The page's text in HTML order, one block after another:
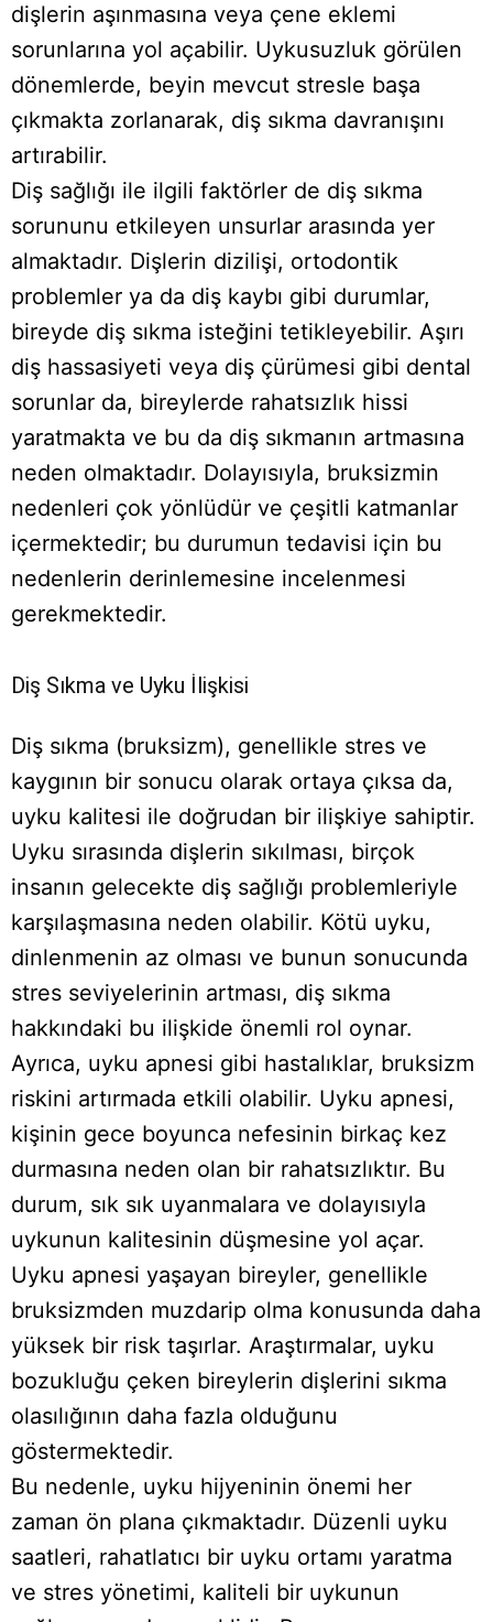
dişlerin aşınmasına veya çene eklemi
sorunlarına yol açabilir. Uykusuzluk görülen
dönemlerde, beyin mevcut stresle başa
çıkmakta zorlanarak, diş sıkma davranışını
artırabilir.
Diş sağlığı ile ilgili faktörler de diş sıkma
sorununu etkileyen unsurlar arasında yer
almaktadır. Dişlerin dizilişi, ortodontik
problemler ya da diş kaybı gibi durumlar,
bireyde diş sıkma isteğini tetikleyebilir. Aşırı
diş hassasiyeti veya diş çürümesi gibi dental
sorunlar da, bireylerde rahatsızlık hissi
yaratmakta ve bu da diş sıkmanın artmasına
neden olmaktadır. Dolayısıyla, bruksizmin
nedenleri çok yönlüdür ve çeşitli katmanlar
içermektedir; bu durumun tedavisi için bu
nedenlerin derinlemesine incelenmesi
gerekmektedir.
Diş Sıkma ve Uyku İlişkisi
Diş sıkma (bruksizm), genellikle stres ve
kaygının bir sonucu olarak ortaya çıksa da,
uyku kalitesi ile doğrudan bir ilişkiye sahiptir.
Uyku sırasında dişlerin sıkılması, birçok
insanın gelecekte diş sağlığı problemleriyle
karşılaşmasına neden olabilir. Kötü uyku,
dinlenmenin az olması ve bunun sonucunda
stres seviyelerinin artması, diş sıkma
hakkındaki bu ilişkide önemli rol oynar.
Ayrıca, uyku apnesi gibi hastalıklar, bruksizm
riskini artırmada etkili olabilir. Uyku apnesi,
kişinin gece boyunca nefesinin birkaç kez
durmasına neden olan bir rahatsızlıktır. Bu
durum, sık sık uyanmalara ve dolayısıyla
uykunun kalitesinin düşmesine yol açar.
Uyku apnesi yaşayan bireyler, genellikle
bruksizmden muzdarip olma konusunda daha
yüksek bir risk taşırlar. Araştırmalar, uyku
bozukluğu çeken bireylerin dişlerini sıkma
olasılığının daha fazla olduğunu
göstermektedir.
Bu nedenle, uyku hijyeninin önemi her
zaman ön plana çıkmaktadır. Düzenli uyku
saatleri, rahatlatıcı bir uyku ortamı yaratma
ve stres yönetimi, kaliteli bir uykunun